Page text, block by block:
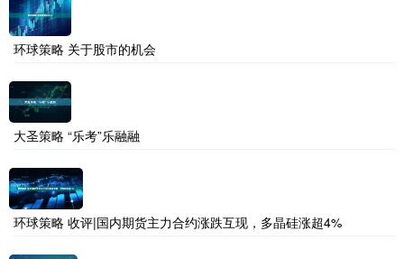
环球策略 关于股市的机会
大圣策略 “乐考”乐融融
环球策略 收评|国内期货主力合约涨跌互现，多晶硅涨超4%